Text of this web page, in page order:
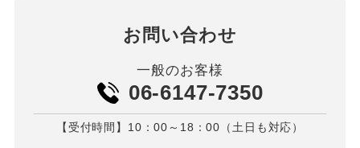
お問い合わせ
一般のお客様
06-6147-7350
【受付時間】10：00～18：00（土日も対応）